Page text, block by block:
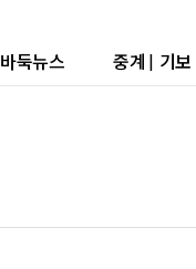
바둑뉴스 중계 | 기보